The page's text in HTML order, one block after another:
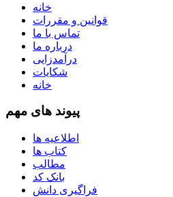
خانه
قوانین و مقررات
تماس با ما
درباره ما
درآمدزایی
شکایات
خانه
پیوند های مهم
اطلاعیه ها
کتاب ها
مطالب
بانک کد
فراگیری دانش